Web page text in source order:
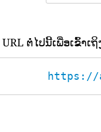
ຕໍ່ໄປນີ້ເພື່ອເຂົ້າເ
https://